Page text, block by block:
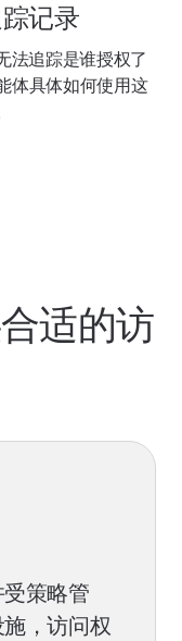
记录
法追踪是谁授权了
体具体如何使用这
适的访
策略管
，访问权